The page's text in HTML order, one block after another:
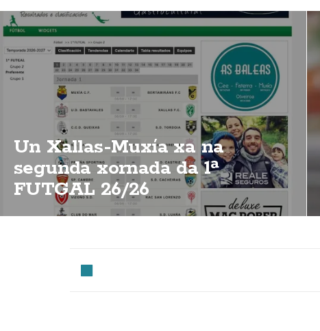
Un Xallas-Muxía xa na
segunda xornada da 1ª
FUTGAL 26/26